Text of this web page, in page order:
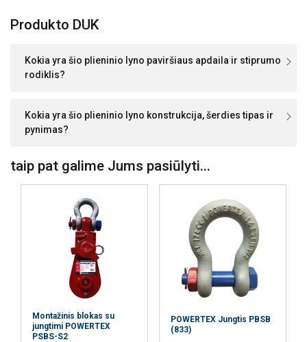
Produkto DUK
Kokia yra šio plieninio lyno paviršiaus apdaila ir stiprumo
rodiklis?
Kokia yra šio plieninio lyno konstrukcija, šerdies tipas ir
pynimas?
taip pat galime Jums pasiūlyti...
Montažinis blokas su
jungtimi POWERTEX
PSBS-S2
POWERTEX Jungtis PBSB
(833)